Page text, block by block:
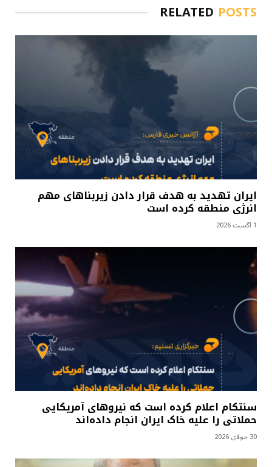
RELATED POSTS
ایران تهدید به هدف قرار دادن زیربناهای مهم
انرژی منطقه کرده است
1 آگست 2026
سنتکام اعلام کرده است که نیروهای آمریکایی
حملاتی را علیه خاک ایران انجام داده‌اند
30 جولای 2026